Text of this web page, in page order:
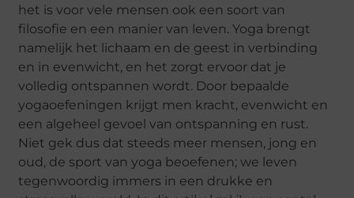
het is voor vele mensen ook een soort van
filosofie en een manier van leven. Yoga brengt
namelijk het lichaam en de geest in verbinding
en in evenwicht, en het zorgt ervoor dat je
volledig ontspannen wordt. Door bepaalde
yogaoefeningen krijgt men kracht, evenwicht en
een algeheel gevoel van ontspanning en rust.
Niet gek dus dat steeds meer mensen, jong en
oud, de sport van yoga beoefenen; we leven
tegenwoordig immers in een drukke en